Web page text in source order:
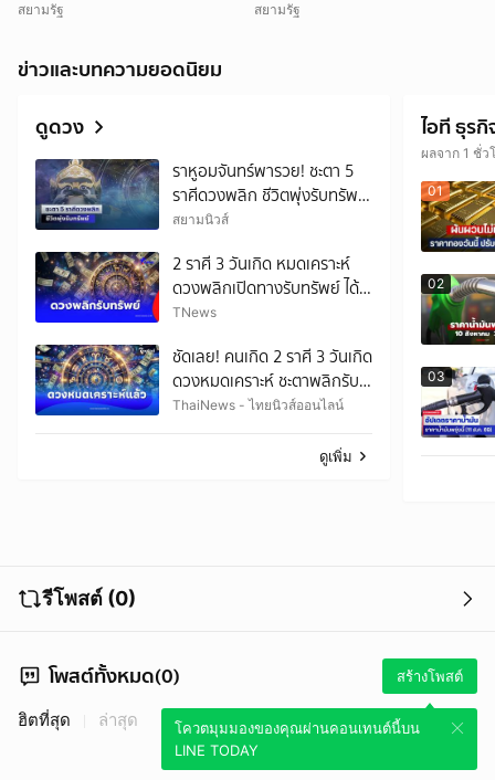
สยามรัฐ สยามรัฐ
ข่าวและบทความยอดนิยม
ดูดวง
ราหูอมจันทร์พารวย! ชะตา 5
ราศีดวงพลิก ชีวิตพุ่งรับทรัพย์
มีเกณฑ์ได้รับเงินก้อนโต
สยามนิวส์
2 ราศี 3 วันเกิด หมดเคราะห์
ดวงพลิกเปิดทางรับทรัพย์ ได้
เงินก้อน
TNews
ชัดเลย! คนเกิด 2 ราศี 3 วันเกิด
ดวงหมดเคราะห์ ชะตาพลิกรับ
ทรัพย์
ThaiNews - ไทยนิวส์ออนไลน์
ดูเพิ่ม
ไอที ธุรกิ
ผลจาก 1 ชั่
01
02
03
รีโพสต์ (0)
โพสต์ทั้งหมด(0) สร้างโพสต์
โควตมุมมองของคุณผ่านคอนเทนต์นี้บน
LINE TODAY
ฮิตที่สุด ล่าสุด